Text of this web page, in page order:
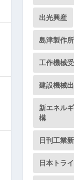
出光興産
島津製作所
工作機械
建設機械
新エネル
構
日刊工業
日本トラ